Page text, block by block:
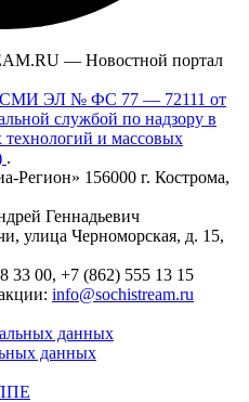
— Новостной портал
СМИ ЭЛ № ФС 77 — 72111 от
службой по надзору в
и массовых
.
156000 г. Кострома,
Геннадьевич
улица Черноморская, д. 15,
33 00, +7 (862) 555 13 15
info@sochistream.ru
данных
данных